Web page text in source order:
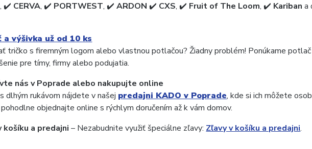
, ✔️ CERVA, ✔️ PORTWEST, ✔️ARDON ✔️ CXS, ✔️ Fruit of The Loom, ✔️ Kariban a
a výšivka už od 10 ks
tričko s firemným logom alebo vlastnou potlačou? Žiadny problém! Ponúkame
pre tímy, firmy alebo podujatia.
nás v Poprade alebo nakupujte online
dlhým rukávom nájdete v našej predajni KADO v Poprade, kde si ich môžete
objednajte online s rýchlym doručením až k vám domov.
košíku a predajni – Nezabudnite využiť špeciálne zľavy: Zľavy v košíku a predajni.